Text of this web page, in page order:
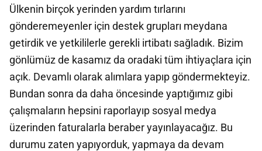
Ülkenin birçok yerinden yardım tırlarını
gönderemeyenler için destek grupları meydana
getirdik ve yetkililerle gerekli irtibatı sağladık. Bizim
gönlümüz de kasamız da oradaki tüm ihtiyaçlara için
açık. Devamlı olarak alımlara yapıp göndermekteyiz.
Bundan sonra da daha öncesinde yaptığımız gibi
çalışmaların hepsini raporlayıp sosyal medya
üzerinden faturalarla beraber yayınlayacağız. Bu
durumu zaten yapıyorduk, yapmaya da devam